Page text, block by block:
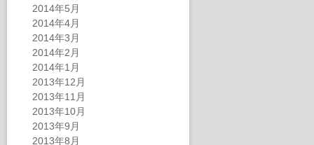
2014年5月
2014年4月
2014年3月
2014年2月
2014年1月
2013年12月
2013年11月
2013年10月
2013年9月
2013年8月